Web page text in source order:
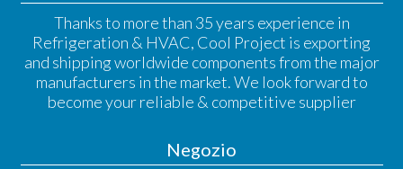
Thanks to more than 35 years experience in
Refrigeration & HVAC, Cool Project is exporting
and shipping worldwide components from the major
manufacturers in the market. We look forward to
become your reliable & competitive supplier
Negozio